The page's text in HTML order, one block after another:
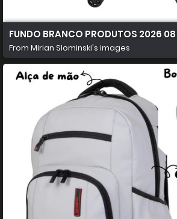
FUNDO BRANCO PRODUTOS 2026 08
From Mirian Slominski's images